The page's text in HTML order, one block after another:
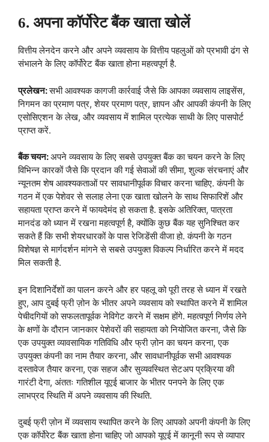
6. अपना कॉर्पोरेट बैंक खाता खोलें
वित्तीय लेनदेन करने और अपने व्यवसाय के वित्तीय पहलुओं को प्रभावी ढंग से
संभालने के लिए कॉर्पोरेट बैंक खाता होना महत्वपूर्ण है.
प्रलेखन:सभी आवश्यक कागजी कार्रवाई जैसे कि आपका व्यवसाय लाइसेंस,
निगमन का प्रमाण पत्र, शेयर प्रमाण पत्र, ज्ञापन और आपकी कंपनी के लिए
एसोसिएशन के लेख, और व्यवसाय में शामिल प्रत्येक साथी के लिए पासपोर्ट
प्राप्त करें.
बैंक चयन:अपने व्यवसाय के लिए सबसे उपयुक्त बैंक का चयन करने के लिए
विभिन्न कारकों जैसे कि प्रदान की गई सेवाओं की सीमा, शुल्क संरचनाएं और
न्यूनतम शेष आवश्यकताओं पर सावधानीपूर्वक विचार करना चाहिए. कंपनी के
गठन में एक पेशेवर से सलाह लेना एक खाता खोलने के साथ सिफारिशें और
सहायता प्राप्त करने में फायदेमंद हो सकता है. इसके अतिरिक्त, पात्रता
मानदंड को ध्यान में रखना महत्वपूर्ण है, क्योंकि कुछ बैंक यह सुनिश्चित कर
सकते हैं कि सभी शेयरधारकों के पास रेजिडेंसी वीजा हो. कंपनी के गठन
विशेषज्ञ से मार्गदर्शन मांगने से सबसे उपयुक्त विकल्प निर्धारित करने में मदद
मिल सकती है.
इन दिशानिर्देशों का पालन करने और हर पहलू को पूरी तरह से ध्यान में रखते
हुए, आप दुबई फ्री ज़ोन के भीतर अपने व्यवसाय को स्थापित करने में शामिल
पेचीदगियों को सफलतापूर्वक नेविगेट करने में सक्षम होंगे. महत्वपूर्ण निर्णय लेने
के क्षणों के दौरान जानकार पेशेवरों की सहायता को नियोजित करना, जैसे कि
एक उपयुक्त व्यावसायिक गतिविधि और फ्री ज़ोन का चयन करना, एक
उपयुक्त कंपनी का नाम तैयार करना, और सावधानीपूर्वक सभी आवश्यक
दस्तावेज तैयार करना, एक सहज और सुव्यवस्थित सेटअप प्रक्रिया की
गारंटी देगा, अंततः गतिशील यूएई बाजार के भीतर पनपने के लिए एक
लाभप्रद स्थिति में अपने व्यवसाय की स्थिति.
दुबई फ्री ज़ोन में व्यवसाय स्थापित करने के लिए आपको अपनी कंपनी के लिए
एक कॉर्पोरेट बैंक खाता होना चाहिए जो आपको यूएई में कानूनी रूप से व्यापार